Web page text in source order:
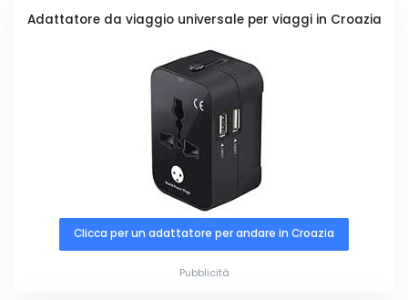
Adattatore da viaggio universale per viaggi in Croazia
Clicca per un adattatore per andare in Croazia
Pubblicità